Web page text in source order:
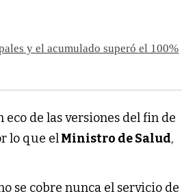
y el acumulado superó el 100%
eco de las versiones del fin de
lo que elMinistro de Salud,
se cobre nunca el servicio de